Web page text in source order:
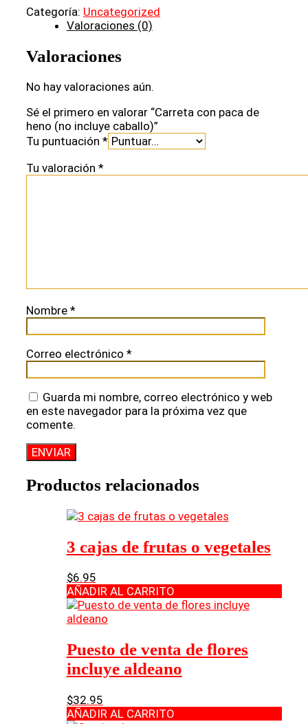
Categoría: Uncategorized
Valoraciones (0)
Valoraciones
No hay valoraciones aún.
Sé el primero en valorar “Carreta con paca de
heno (no incluye caballo)”
Tu puntuación *
Tu valoración *
Nombre *
Correo electrónico *
Guarda mi nombre, correo electrónico y web
en este navegador para la próxima vez que
comente.
Productos relacionados
3 cajas de frutas o vegetales
$6.95
AÑADIR AL CARRITO
Puesto de venta de flores
incluye aldeano
$32.95
AÑADIR AL CARRITO